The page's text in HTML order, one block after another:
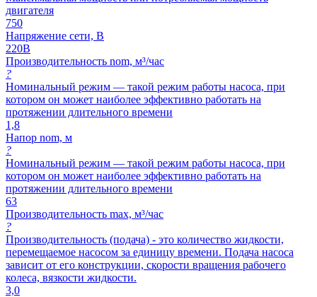
двигателя
750
Напряжение сети, В
220В
Производительность nom, м³/час
?
Номинальный режим — такой режим работы насоса, при
котором он может наиболее эффективно работать на
протяжении длительного времени
1,8
Напор nom, м
?
Номинальный режим — такой режим работы насоса, при
котором он может наиболее эффективно работать на
протяжении длительного времени
63
Производительность max, м³/час
?
Производительность (подача) - это количество жидкости,
перемещаемое насосом за единицу времени. Подача насоса
зависит от его конструкции, скорости вращения рабочего
колеса, вязкости жидкости.
3,0